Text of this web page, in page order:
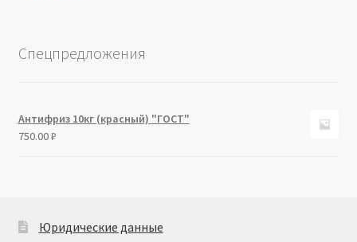
Спецпредложения
Антифриз 10кг (красный) "ГОСТ"
750.00₽
Юридические данные